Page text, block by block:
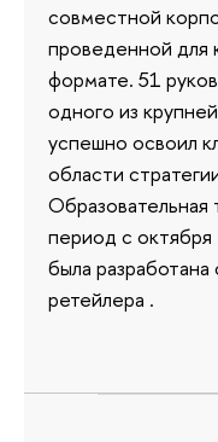
совместной
проведенной для
формате. 51
одного из
успешно освоил
области
Образовательная
период с
была
ретейлера .